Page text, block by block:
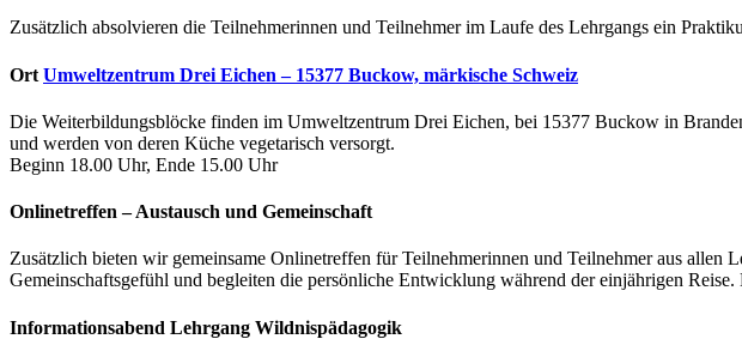
Zusätzlich absolvieren die Teilnehmerinnen und Teilnehmer im Laufe des Lehrgangs ein
Ort Umweltzentrum Drei Eichen – 15377 Buckow, märkische Schweiz
Die Weiterbildungsblöcke finden im Umweltzentrum Drei Eichen, bei 15377 Buckow in
und werden von deren Küche vegetarisch versorgt.
Beginn 18.00 Uhr, Ende 15.00 Uhr
Onlinetreffen – Austausch und Gemeinschaft
Zusätzlich bieten wir gemeinsame Onlinetreffen für Teilnehmerinnen und Teilnehmer aus
Gemeinschaftsgefühl und begleiten die persönliche Entwicklung während der einjährigen
Informationsabend Lehrgang Wildnispädagogik